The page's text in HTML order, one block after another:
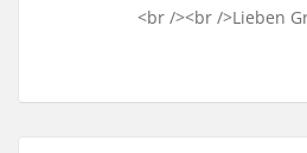
<br /><br />Lieben